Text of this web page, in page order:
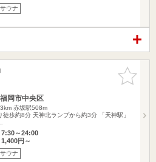
サウナ
お気に入
りに追加
岡市中央区
赤坂駅508m
徒歩約8分 天神北ランプから約3分 「天神駅」
～24:00
円～
サウナ